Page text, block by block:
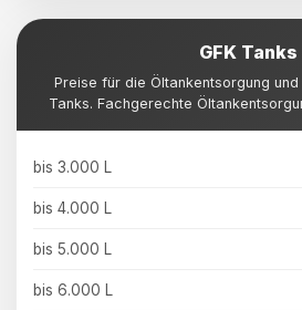
GFK Tanks
Preise für die Öltankentsorgung und
Tanks. Fachgerechte
bis 3.000 L
bis 4.000 L
bis 5.000 L
bis 6.000 L